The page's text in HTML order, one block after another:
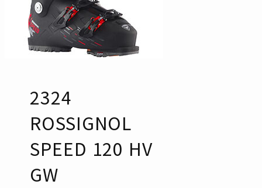
2324
ROSSIGNOL
SPEED 120 HV
GW